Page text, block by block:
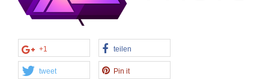
+1 teilen
tweet Pin it